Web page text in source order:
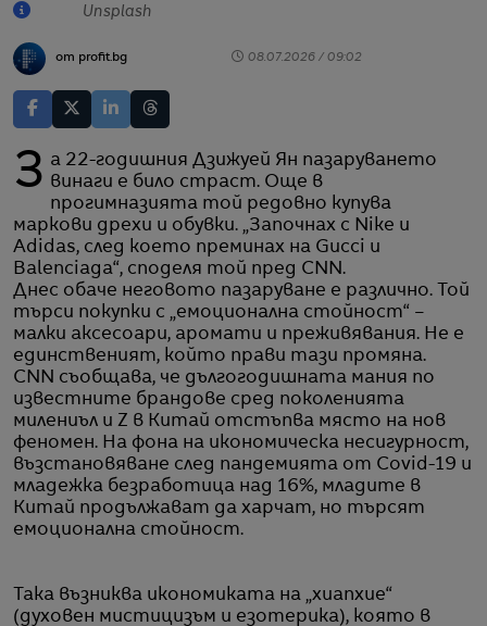
Unsplash
от profit.bg 08.07.2026 / 09:02
За 22-годишния Дзижуей Ян пазаруването винаги е било страст. Още в
прогимназията той редовно купува
маркови дрехи и обувки. „Започнах с Nike и
Adidas, след което преминах на Gucci и
Balenciaga“, споделя той пред CNN.
Днес обаче неговото пазаруване е различно. Той
търси покупки с „емоционална стойност“ –
малки аксесоари, аромати и преживявания. Не е
единственият, който прави тази промяна.
CNN съобщава, че дългогодишната мания по
известните брандове сред поколенията
милениъл и Z в Китай отстъпва място на нов
феномен. На фона на икономическа несигурност,
възстановяване след пандемията от Covid-19 и
младежка безработица над 16%, младите в
Китай продължават да харчат, но търсят
емоционална стойност.
Така възниква икономиката на „xuanxue“
(духовен мистицизъм и езотерика), която в